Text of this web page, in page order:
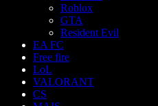
Roblox
GTA
Resident Evil
EA FC
Free fire
LoL
VALORANT
CS